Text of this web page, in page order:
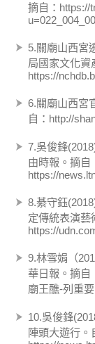
摘自：https://
5.關廟山西宮
局國家文化資
https://
6.關廟山西宮
自：http://
7.吳俊鋒
由時報。摘自
https://
8.綦守鈺
定傳統表演藝
https://
9.林雪娟（
華日報。摘自
廟王醮-列重
10.吳俊鋒
陣頭大遊行。